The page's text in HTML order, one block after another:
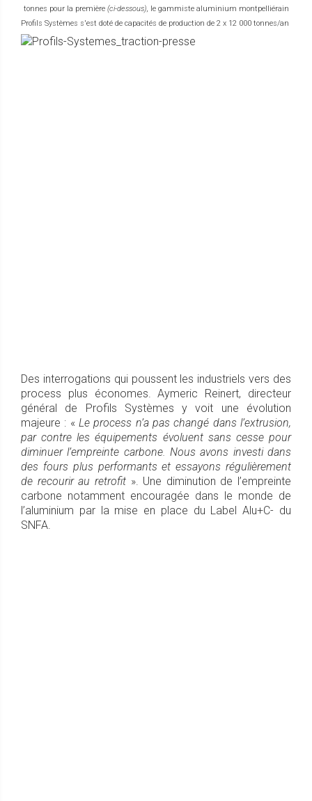
tonnes pour la première(ci-dessous), le gammiste aluminium montpelliérain
Profils Systèmes s'est doté de capacités de production de 2 x 12 000 tonnes/an
Des interrogations qui poussent les industriels vers des
process plus économes. Aymeric Reinert, directeur
général de Profils Systèmes y voit une évolution
majeure : « Le process n’a pas changé dans l’extrusion,
par contre les équipements évoluent sans cesse pour
diminuer l’empreinte carbone. Nous avons investi dans
des fours plus performants et essayons régulièrement
de recourir au retrofit». Une diminution de l’empreinte
carbone notamment encouragée dans le monde de
l’aluminium par la mise en place du Label Alu+C- du
SNFA.